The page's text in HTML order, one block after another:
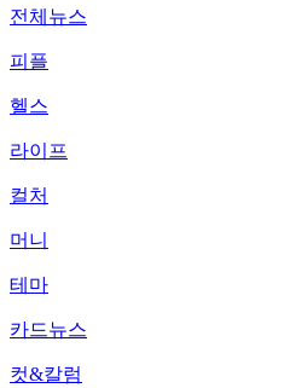
전체뉴스
피플
헬스
라이프
컬처
머니
테마
카드뉴스
컷&칼럼